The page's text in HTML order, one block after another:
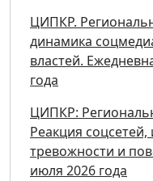
ЦИПКР.
динамика
властей.
года
ЦИПКР:
Реакция
тревожности и
июля 2026 года